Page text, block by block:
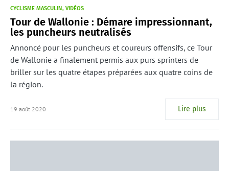
CYCLISME MASCULIN VIDÉOS
Tour de Wallonie : Démare impressionnant,
les puncheurs neutralisés
Annoncé pour les puncheurs et coureurs offensifs, ce Tour
de Wallonie a finalement permis aux purs sprinters de
briller sur les quatre étapes préparées aux quatre coins de
la région.
19 août 2020 Lire plus